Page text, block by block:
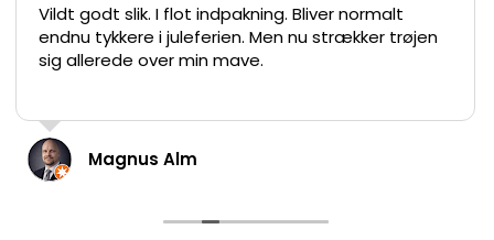
Vildt godt slik. I flot indpakning. Bliver normalt
endnu tykkere i juleferien. Men nu strækker trøjen
sig allerede over min mave.
Magnus Alm